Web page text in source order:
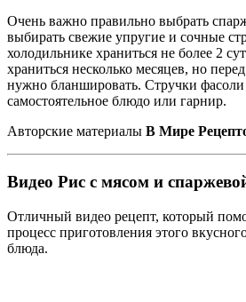
Очень важно правильно выбрать
выбирать свежие упругие и сочные
холодильнике храниться не более 2
храниться несколько месяцев, но
нужно бланшировать. Стручки фасоли
самостоятельное блюдо или гарнир.
Авторские материалы В Мире
Видео Рис с мясом и
Отличный видео рецепт, который
процесс приготовления этого
блюда.